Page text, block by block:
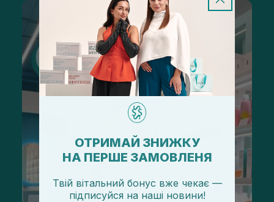
ОТРИМАЙ ЗНИЖКУ
НА ПЕРШЕ ЗАМОВЛЕНЯ
Твій вітальний бонус вже чекає —
підписуйся на наші новини!